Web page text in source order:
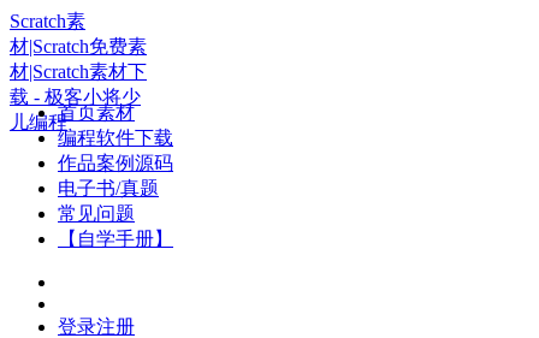
Scratch素
材|Scratch免费素
材|Scratch素材下
载 - 极客小将少
儿编程首页素材
编程软件下载
作品案例源码
电子书/真题
常见问题
【自学手册】
登录注册